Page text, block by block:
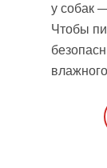
у собак —
Чтобы